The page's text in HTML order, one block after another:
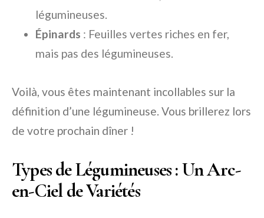
légumineuses.
Épinards : Feuilles vertes riches en fer,
mais pas des légumineuses.
Voilà, vous êtes maintenant incollables sur la
définition d’une légumineuse. Vous brillerez lors
de votre prochain dîner !
Types de Légumineuses : Un Arc-
en-Ciel de Variétés